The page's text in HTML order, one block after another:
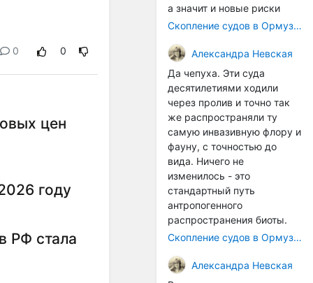
0 0
цен
году
РФ стала
а значит и новые риски
Скопление судов в Ормузском проливе грозит катастрофическим распространением инвазивных видов
Александра Невская
Да чепуха. Эти суда
десятилетиями ходили
через пролив и точно так
же распространяли ту
самую инвазивную флору и
фауну, с точностью до
вида. Ничего не
изменилось - это
стандартный путь
антропогенного
распространения биоты.
Скопление судов в Ормузском проливе грозит катастрофическим распространением инвазивных видов
Александра Невская